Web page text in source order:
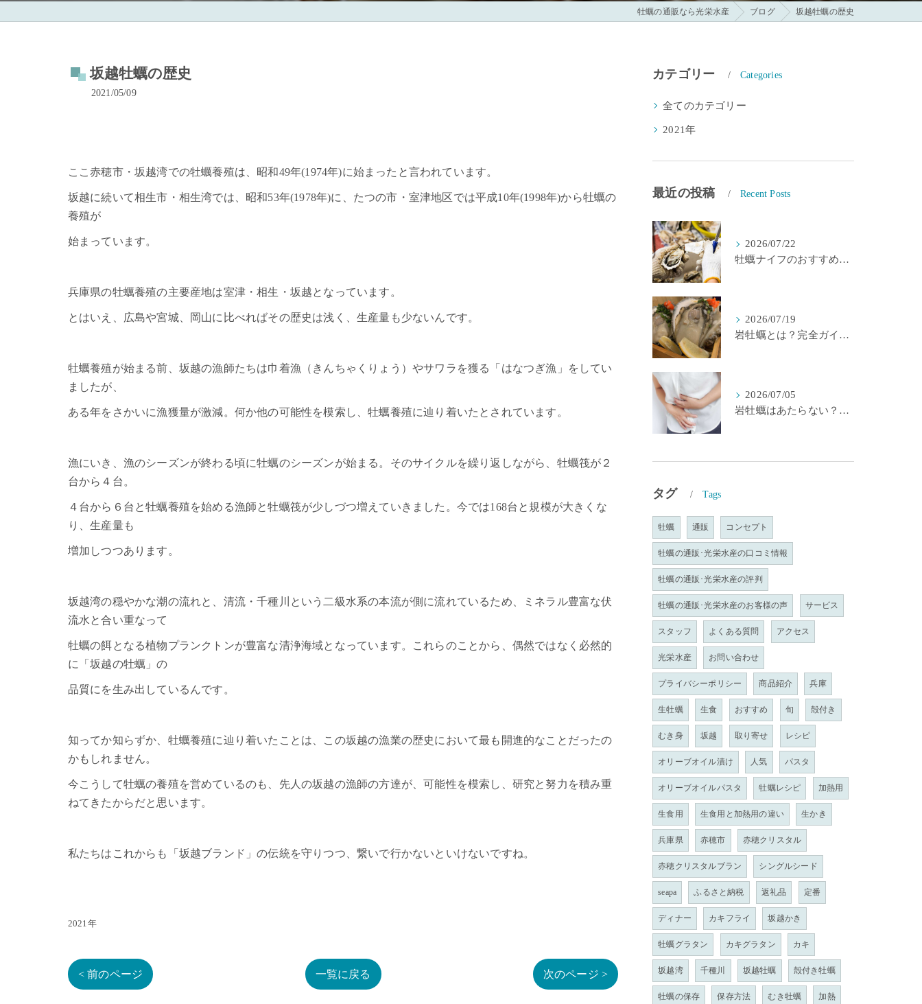
牡蠣の通販なら光栄水産 ブログ 坂越牡蠣の歴史
坂越牡蠣の歴史
2021/05/09
ここ赤穂市・坂越湾での牡蠣養殖は、昭和49年(1974年)に始まったと言われています。
坂越に続いて相生市・相生湾では、昭和53年(1978年)に、たつの市・室津地区では平成10年(1998年)から牡蠣の
養殖が
始まっています。
兵庫県の牡蠣養殖の主要産地は室津・相生・坂越となっています。
とはいえ、広島や宮城、岡山に比べればその歴史は浅く、生産量も少ないんです。
牡蠣養殖が始まる前、坂越の漁師たちは巾着漁（きんちゃくりょう）やサワラを獲る「はなつぎ漁」をしてい
ましたが、
ある年をさかいに漁獲量が激減。何か他の可能性を模索し、牡蠣養殖に辿り着いたとされています。
漁にいき、漁のシーズンが終わる頃に牡蠣のシーズンが始まる。そのサイクルを繰り返しながら、牡蠣筏が２
台から４台。
４台から６台と牡蠣養殖を始める漁師と牡蠣筏が少しづつ増えていきました。今では168台と規模が大きくな
り、生産量も
増加しつつあります。
坂越湾の穏やかな潮の流れと、清流・千種川という二級水系の本流が側に流れているため、ミネラル豊富な伏
流水と合い重なって
牡蠣の餌となる植物プランクトンが豊富な清浄海域となっています。これらのことから、偶然ではなく必然的
に「坂越の牡蠣」の
品質にを生み出しているんです。
知ってか知らずか、牡蠣養殖に辿り着いたことは、この坂越の漁業の歴史において最も開進的なことだったの
かもしれません。
今こうして牡蠣の養殖を営めているのも、先人の坂越の漁師の方達が、可能性を模索し、研究と努力を積み重
ねてきたからだと思います。
私たちはこれからも「坂越ブランド」の伝統を守りつつ、繋いで行かないといけないですね。
2021年
< 前のページ 一覧に戻る 次のページ >
カテゴリー Categories
全てのカテゴリー
2021年
最近の投稿 Recent Posts
2026/07/22
牡蠣ナイフのおすすめは？選び方7基準と代用品を生産者が解説
2026/07/19
岩牡蠣とは？完全ガイド｜特徴・天然と養殖・選び方を生産者が解説
2026/07/05
岩牡蠣はあたらない？理由とあたる原因・確率を生産者が解説
タグ Tags
牡蠣 通販 コンセプト
牡蠣の通販･光栄水産の口コミ情報
牡蠣の通販･光栄水産の評判
牡蠣の通販･光栄水産のお客様の声 サービス
スタッフ よくある質問 アクセス
光栄水産 お問い合わせ
プライバシーポリシー 商品紹介 兵庫
生牡蠣 生食 おすすめ 旬 殻付き
むき身 坂越 取り寄せ レシピ
オリーブオイル漬け 人気 パスタ
オリーブオイルパスタ 牡蠣レシピ 加熱用
生食用 生食用と加熱用の違い 生かき
兵庫県 赤穂市 赤穂クリスタル
赤穂クリスタルブラン シングルシード
seapa ふるさと納税 返礼品 定番
ディナー カキフライ 坂越かき
牡蠣グラタン カキグラタン カキ
坂越湾 千種川 坂越牡蠣 殻付き牡蠣
牡蠣の保存 保存方法 むき牡蠣 加熱